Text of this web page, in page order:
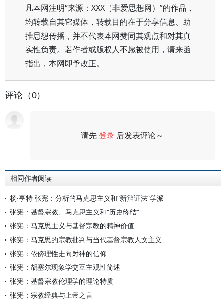
凡本网注明“来源：XXX（非爱思想网）”的作品，
均转载自其它媒体，转载目的在于分享信息、助
推思想传播，并不代表本网赞同其观点和对其真
实性负责。若作者或版权人不愿被使用，请来函
指出，本网即予改正。
评论（0）
请先登录 后发表评论～
相同作者阅读
杨·亨特 张宪：分析的马克思主义和“新辩证法”学派
张宪：基督宗教、马克思主义和“历史终结”
张宪：马克思主义与基督宗教的精神价值
张宪：马克思的宗教批判与当代基督宗教人文主义
张宪：依傍理性走向对神的信仰
张宪：胡塞尔现象学交互主观性简述
张宪：基督宗教伦理学的理论特质
张宪：宗教经典与上帝之言